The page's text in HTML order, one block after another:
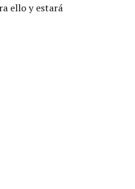
ello y estará